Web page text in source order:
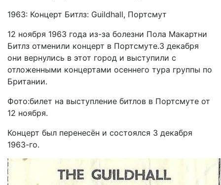
1963: Концерт Битлз: Guildhall, Портсмут
12 ноября 1963 года из-за болезни Пола Макартни
Битлз отменили концерт в Портсмуте.3 декабря
они вернулись в этот город и выступили с
отложенными концертами осеннего тура группы по
Британии.
Фото:билет на выступление битлов в Портсмуте от
12 ноября.
Концерт был перенесён и состоялся 3 декабря
1963-го.